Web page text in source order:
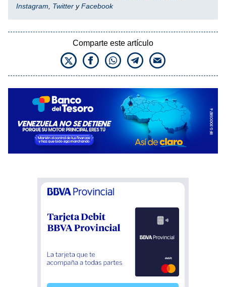
Instagram
Twitter yFacebook
Comparte este artículo